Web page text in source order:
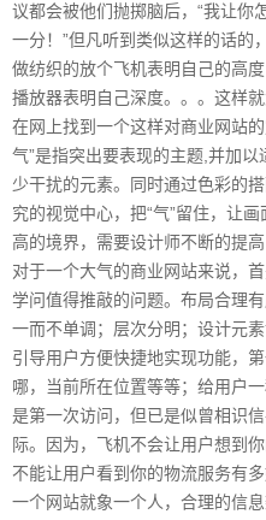
议都会被他们抛掷脑后，“我让你
一分！”但凡听到类似这样的话的
做纺织的放个飞机表明自己的高
播放器表明自己深度。。。这样就
在网上找到一个这样对商业网站
气”是指突出要表现的主题,并加
少干扰的元素。同时通过色彩的
究的视觉中心，把“气”留住，让
高的境界，需要设计师不断的提
对于一个大气的商业网站来说，
学问值得推敲的问题。布局合理
一而不单调；层次分明；设计元
引导用户方便快捷地实现功能，
哪，当前所在位置等等；给用户
是第一次访问，但已是似曾相识
际。因为，飞机不会让用户想到
不能让用户看到你的物流服务有多
一个网站就象一个人，合理的信